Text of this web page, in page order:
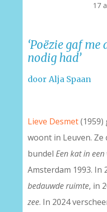
17
‘Poëzie gaf
nodig had’
door Alja Spaan
Lieve Desmet(1959)
woont in Leuven. Ze
bundel Een kat in
Amsterdam 1993. In
bedauwde ruimte, in
zee. In 2024